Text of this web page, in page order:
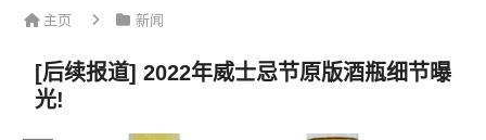
主页 新闻
[后续报道] 2022年威士忌节原版酒瓶细节曝
光!